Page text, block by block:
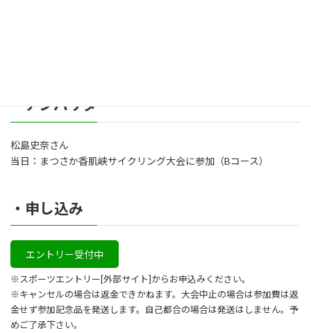
・アンバサダー
松島史奈さん
当日：まつさか香肌峡サイクリング大会に参加（Bコース）
・申し込み
エントリー受付中
※スポーツエントリー[外部サイト]からお申込みください。
※キャンセルの場合は返金できかねます。大会中止の場合は参加費は返
金せず参加記念品を発送します。自己都合の場合は発送はしません。予
めご了承下さい。